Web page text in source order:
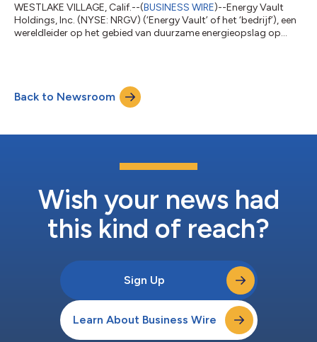
WESTLAKE VILLAGE, Calif.--(BUSINESS WIRE)--Energy Vault
Holdings, Inc. (NYSE: NRGV) (‘Energy Vault’ of het ‘bedrijf’), een
wereldleider op het gebied van duurzame energieopslag op
van BESS-projecten te verwerven van een toonaangevende
binnenlandse ontwikkelaar van energieopslag. Deze
bekendmaking is officieel geldend in de origi...
Back to Newsroom
Wish your news had
this kind of reach?
Sign Up
Learn About Business Wire